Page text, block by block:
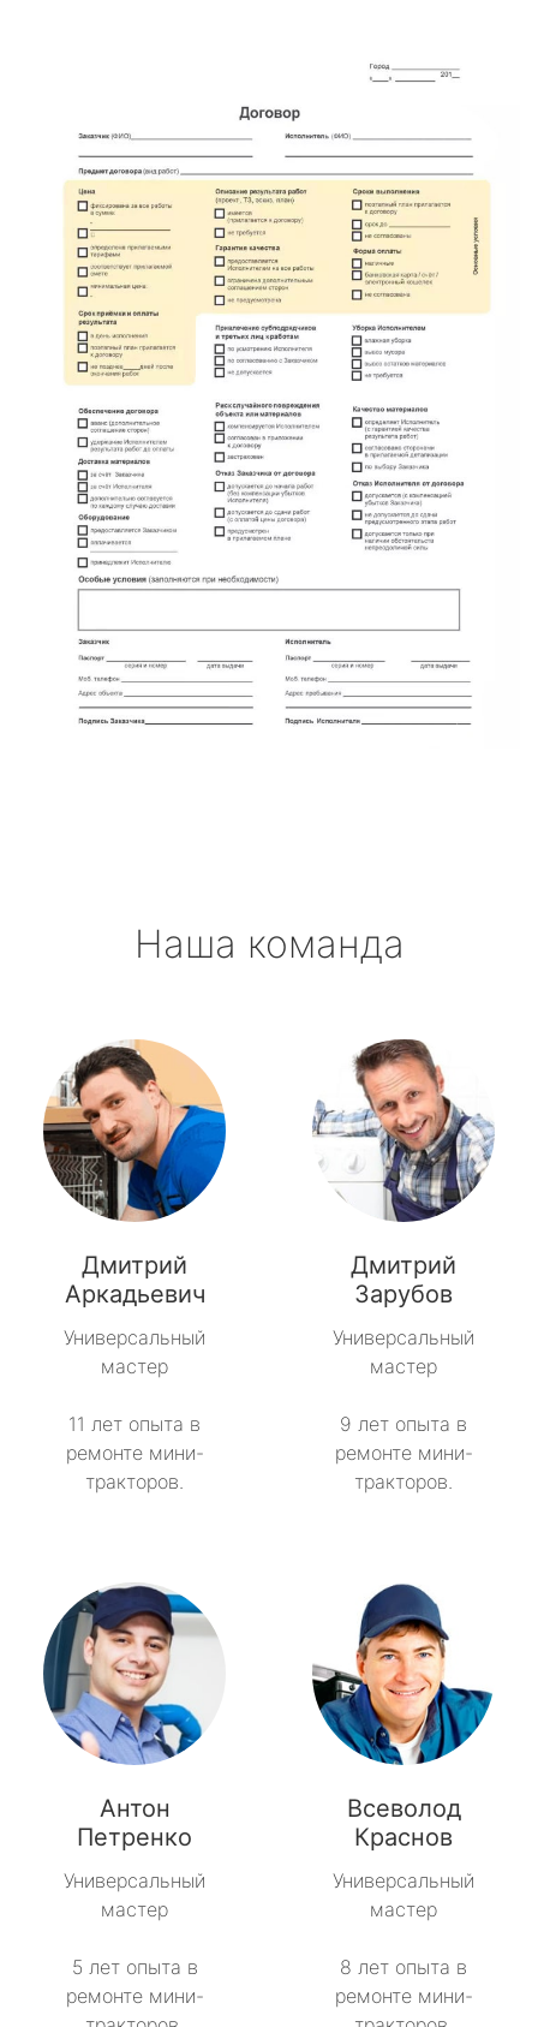
Наша команда
Дмитрий
Аркадьевич
Универсальный
мастер
11 лет опыта в
ремонте мини-
тракторов.
Дмитрий
Зарубов
Универсальный
мастер
9 лет опыта в
ремонте мини-
тракторов.
Антон
Петренко
Универсальный
мастер
5 лет опыта в
ремонте мини-
Всеволод
Краснов
Универсальный
мастер
8 лет опыта в
ремонте мини-